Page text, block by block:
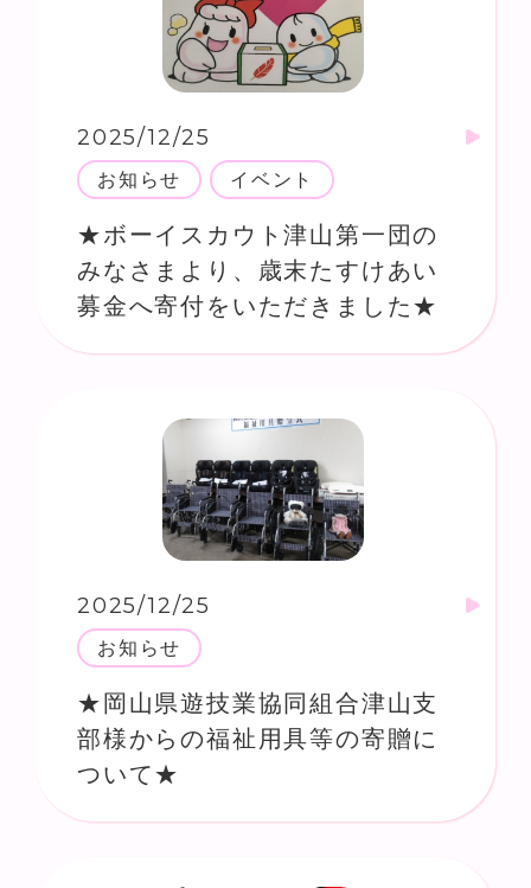
2025/12/25
お知らせ イベント
★ボーイスカウト津山第一団の
みなさまより、歳末たすけあい
募金へ寄付をいただきました★
2025/12/25
お知らせ
★岡山県遊技業協同組合津山支
部様からの福祉用具等の寄贈に
ついて★